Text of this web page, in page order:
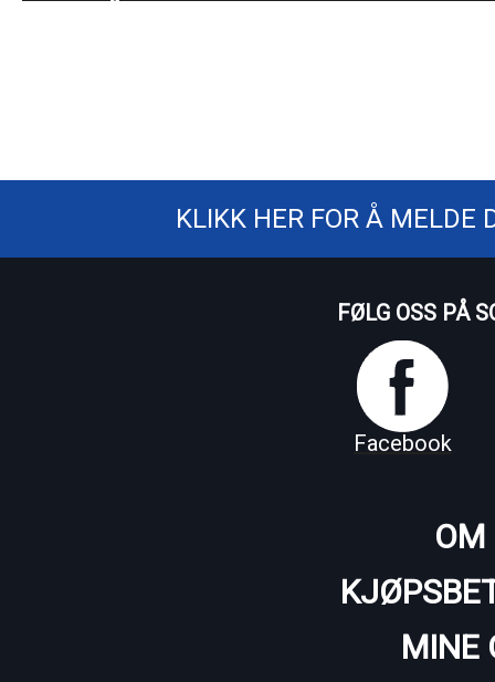
KLIKK HER FOR Å MELDE
FØLG OSS PÅ
Facebook
OM
MINE